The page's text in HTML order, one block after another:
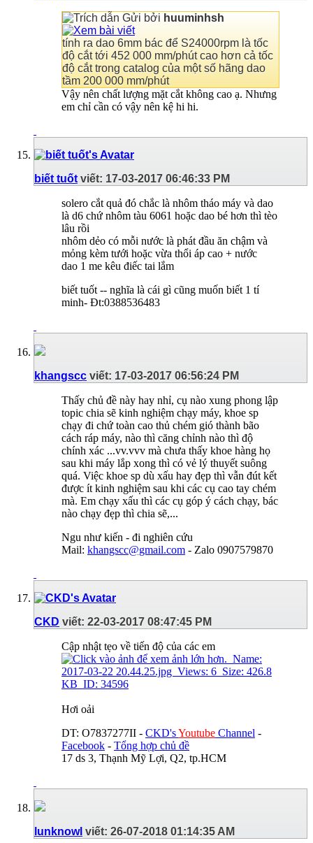
Gửi bởi huuminhsh
tính ra dao 6mm bác để S24000rpm là tốc
độ cắt tới 452 000 mm/phút cao hơn cả tốc
độ cắt trong catalog của một số hãng dao
tầm 200 000 mm/phút
Vậy nên chất lượng mặt cắt không cao ạ. Nhưng
em chỉ cần có vậy nên kệ hi hi.
biết tuốtviết: 17-03-2017 06:46:33 PM
solero cắt quả đó chắc là nhôm tháo máy và dao
là d6 chứ nhôm tàu 6061 hoặc dao bé hơn thì tèo
lâu rồi
nhôm dẻo có mỗi nước là phát đầu ăn chậm và
mỏng kèm tưới hoặc vừa thổi áp cao + nước
dao 1 me kêu điếc tai lắm
biết tuốt -- nghĩa là cái gì cũng muốn biết 1 tí
minh- Đt:0388536483
khangscc viết: 17-03-2017 06:56:24 PM
Thấy chủ đề này hay nhỉ, cụ nào xung phong lập
topic chia sẽ kinh nghiệm chạy máy, khoe sp
chạy đi chứ toàn cao thủ chém gió thành bão
cách ráp máy, nào thì căng chỉnh nào thì độ
chính xác ...vv.vvv mà chưa thấy khoe hàng họ
sau khi máy lắp xong thì có vẻ lý thuyết suông
quá. Việc khoe sp dù xấu hay đẹp thì vẫn đút kết
được ít kinh nghiệm sau khi các cụ cao tay chém
mà. Em chạy xấu thì các cụ góp ý cách chạy, bác
nào chạy đẹp thì chia sẽ,...
Ngu như kiến - đi nghiên cứu
Mail: khangscc@gmail.com - Zalo 0907579870
CKD viết: 22-03-2017 08:47:45 PM
Cập nhật tẹo về tiến độ của các em
Hơi oải
DT: O7837277II - CKD'sYoutube Channel -
Facebook - Tổng hợp chủ đề
17 ds 3, Thạnh Mỹ Lợi, Q2, tp.HCM
lunknowl viết: 26-07-2018 01:14:35 AM